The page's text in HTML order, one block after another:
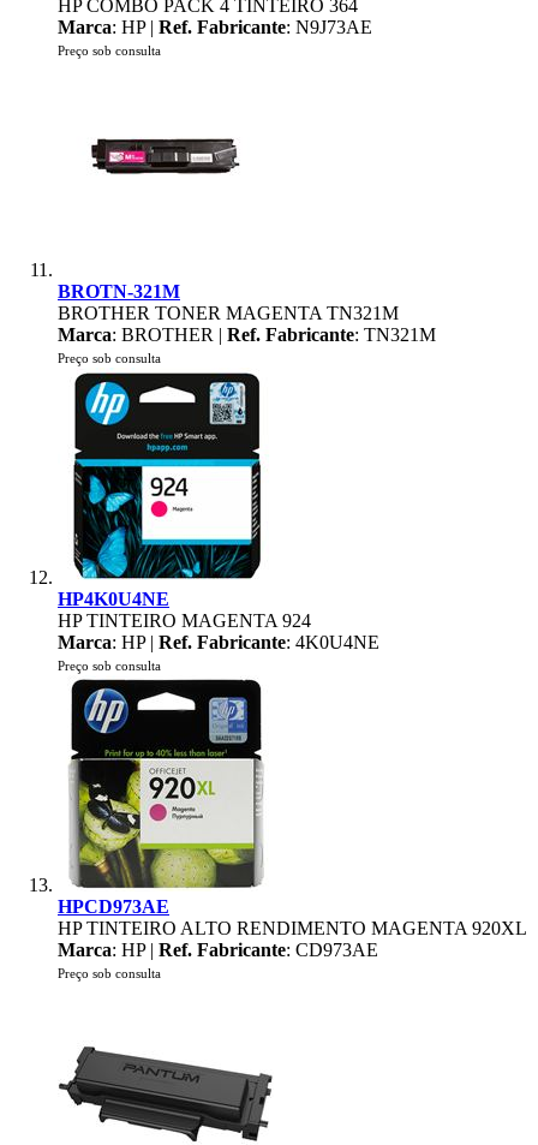
HP COMBO PACK 4 TINTEIRO 364
Marca: HP | Ref. Fabricante: N9J73AE
Preço sob consulta
BROTN-321M
BROTHER TONER MAGENTA TN321M
Marca: BROTHER | Ref. Fabricante: TN321M
Preço sob consulta
HP4K0U4NE
HP TINTEIRO MAGENTA 924
Marca: HP | Ref. Fabricante: 4K0U4NE
Preço sob consulta
HPCD973AE
HP TINTEIRO ALTO RENDIMENTO MAGENTA 920XL
Marca: HP | Ref. Fabricante: CD973AE
Preço sob consulta